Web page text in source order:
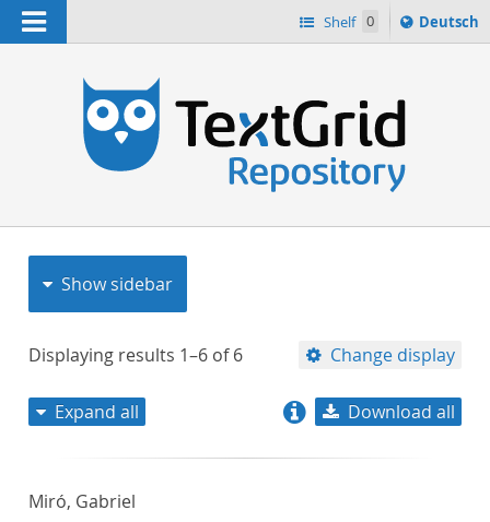
Navigation Shelf 0
Sprache
ï¿½ndern
Deutsch
Show sidebar
Displaying results 1–6 of6 Change display
Expand all Download all
Miró, Gabriel